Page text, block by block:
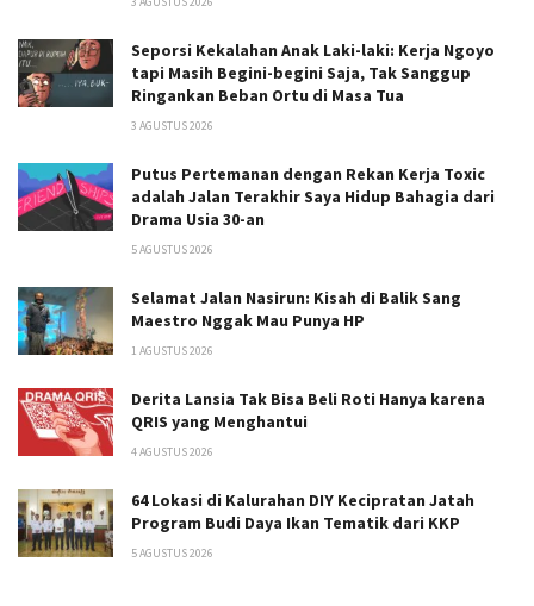
Seporsi Kekalahan Anak Laki-laki: Kerja Ngoyo
tapi Masih Begini-begini Saja, Tak Sanggup
Ringankan Beban Ortu di Masa Tua
3 AGUSTUS 2026
Putus Pertemanan dengan Rekan Kerja Toxic
adalah Jalan Terakhir Saya Hidup Bahagia dari
Drama Usia 30-an
5 AGUSTUS 2026
Selamat Jalan Nasirun: Kisah di Balik Sang
Maestro Nggak Mau Punya HP
1 AGUSTUS 2026
Derita Lansia Tak Bisa Beli Roti Hanya karena
QRIS yang Menghantui
4 AGUSTUS 2026
64 Lokasi di Kalurahan DIY Kecipratan Jatah
Program Budi Daya Ikan Tematik dari KKP
5 AGUSTUS 2026